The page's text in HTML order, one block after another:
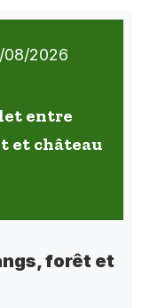
08/2026
entre
et château
forêt et